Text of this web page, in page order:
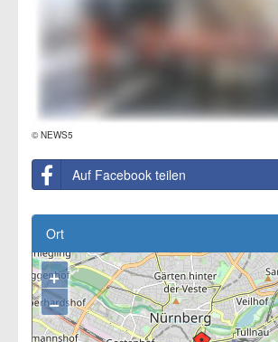
© NEWS5
Auf Facebook teilen
Ort
+
−